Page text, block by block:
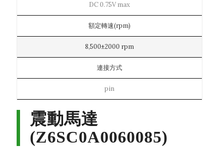
DC 0.75V max
額定轉速(rpm)
8,500±2000 rpm
連接方式
pin
震動馬達
(Z6SC0A0060085)